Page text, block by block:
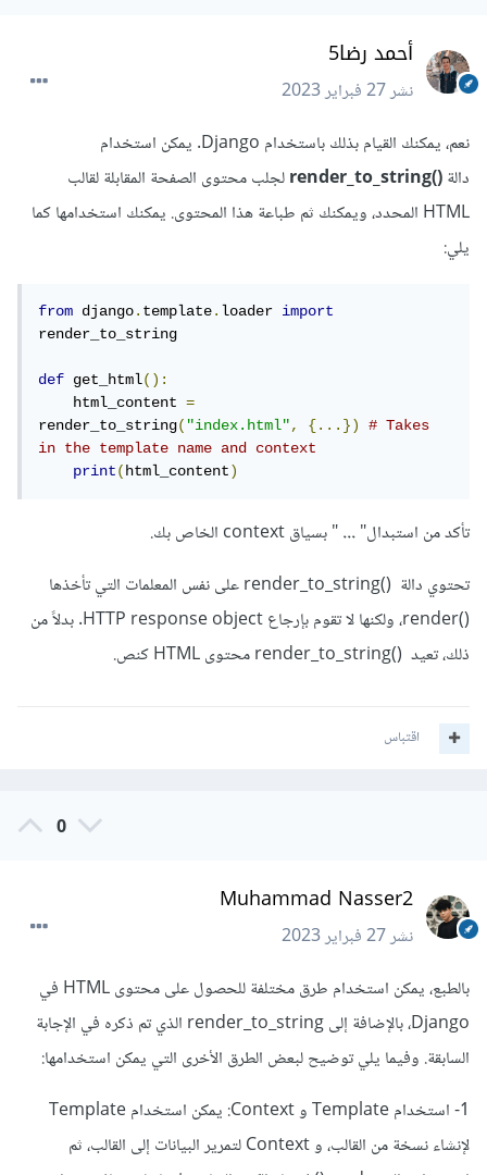
أحمد رضا5
نشر27 فبراير 2023
نعم، يمكنك القيام بذلك باستخدام Django. يمكن استخدام
دالة()render_to_string
لجلب محتوى الصفحة المقابلة لقالب
HTML المحدد، ويمكنك ثم طباعة هذا المحتوى. يمكنك استخدامها كما
يلي:
from django.template.loader import
render_to_string
def get_html():
    html_content
=
render_to_string("index.html", {...})
# Takes
in the template name and context
print(html_content)
تأكد من استبدال"..." بسياق context الخاص بك.
تحتوي دالة ()render_to_string على نفس المعلمات التي تأخذها
()render، ولكنها لا تقوم بإرجاع HTTP response object. بدلاً من
ذلك، تعيد ()render_to_string محتوى HTML كنص.
اقتباس
0
Muhammad Nasser2
نشر27 فبراير 2023
بالطبع، يمكن استخدام طرق مختلفة للحصول على محتوى HTML في
Django، بالإضافة إلى render_to_string الذي تم ذكره في الإجابة
السابقة. وفيما يلي توضيح لبعض الطرق الأخرى التي يمكن استخدامها:
1- استخدام Template و Context: يمكن استخدام Template
لإنشاء نسخة من القالب، و Context لتمرير البيانات إلى القالب، ثم